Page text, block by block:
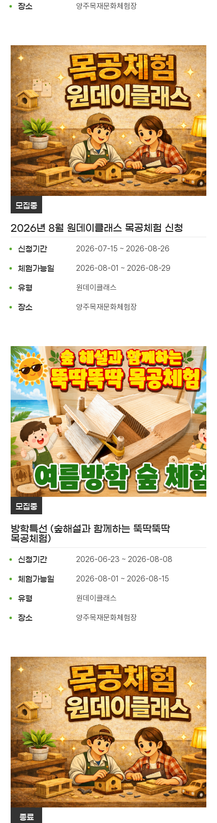
장소 양주목재문화체험장
모집중
2026년 8월 원데이클래스 목공체험 신청
신청기간 2026-07-15 ~ 2026-08-26
체험가능일 2026-08-01 ~ 2026-08-29
유형 원데이클래스
장소 양주목재문화체험장
모집중
방학특선 (숲해설과 함께하는 뚝딱뚝딱
목공체험)
신청기간 2026-06-23 ~ 2026-08-08
체험가능일 2026-08-01 ~ 2026-08-15
유형 원데이클래스
장소 양주목재문화체험장
종료